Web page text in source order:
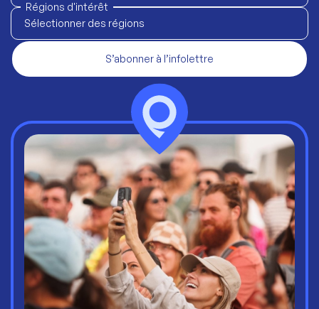
Régions d'intérêt
Sélectionner des régions
S’abonner à l’infolettre